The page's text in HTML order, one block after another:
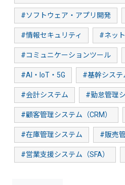
#ソフトウェア・アプリ開発
#情報セキュリティ #ネッ
#コミュニケーションツール
#AI・IoT・5G #基幹システ
#会計システム #勤怠管理
#顧客管理システム（CRM）
#在庫管理システム #販売
#営業支援システム（SFA）